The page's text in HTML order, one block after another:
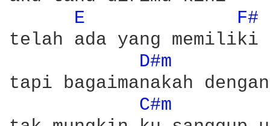
E
F#
telah ada yang memiliki
D#m
tapi bagaimanakah
C#m